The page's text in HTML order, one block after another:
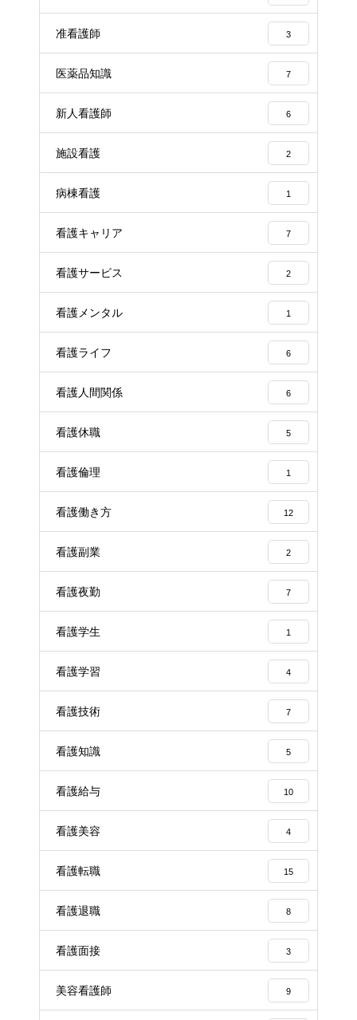
准看護師 3
医薬品知識 7
新人看護師 6
施設看護 2
病棟看護 1
看護キャリア 7
看護サービス 2
看護メンタル 1
看護ライフ 6
看護人間関係 6
看護休職 5
看護倫理 1
看護働き方 12
看護副業 2
看護夜勤 7
看護学生 1
看護学習 4
看護技術 7
看護知識 5
看護給与 10
看護美容 4
看護転職 15
看護退職 8
看護面接 3
美容看護師 9